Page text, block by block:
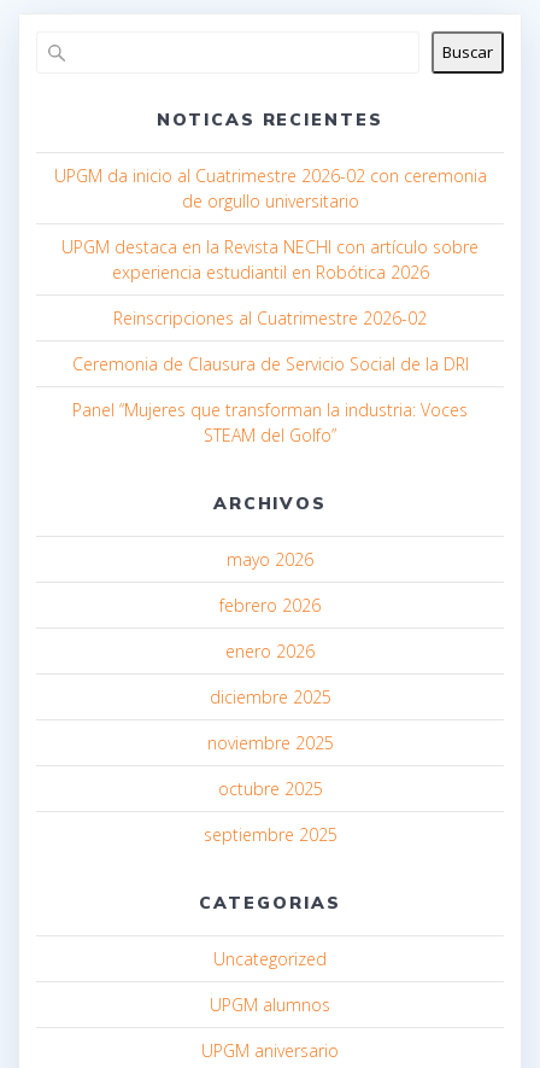
Buscar
NOTICAS RECIENTES
UPGM da inicio al Cuatrimestre 2026-02 con ceremonia
de orgullo universitario
UPGM destaca en la Revista NECHI con artículo sobre
experiencia estudiantil en Robótica 2026
Reinscripciones al Cuatrimestre 2026-02
Ceremonia de Clausura de Servicio Social de la DRI
Panel “Mujeres que transforman la industria: Voces
STEAM del Golfo”
ARCHIVOS
mayo 2026
febrero 2026
enero 2026
diciembre 2025
noviembre 2025
octubre 2025
septiembre 2025
CATEGORIAS
Uncategorized
UPGM alumnos
UPGM aniversario